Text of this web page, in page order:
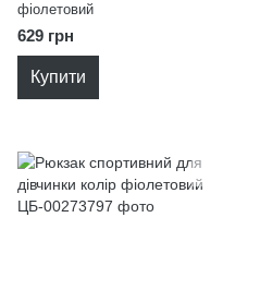
фіолетовий
629 грн
Купити